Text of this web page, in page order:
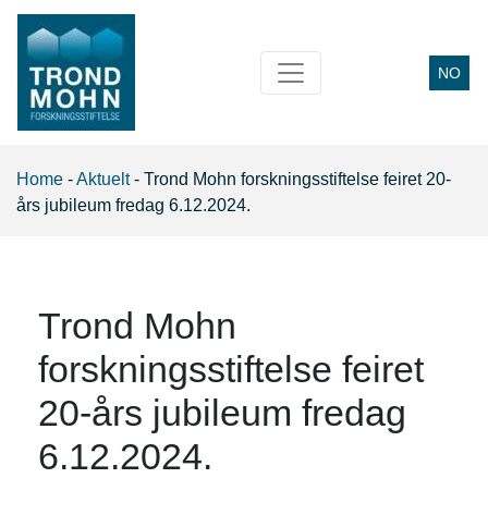
Main Navigation NO
Home -Aktuelt- Trond Mohn forskningsstiftelse feiret 20-
års jubileum fredag 6.12.2024.
Trond Mohn
forskningsstiftelse feiret
20-års jubileum fredag
6.12.2024.